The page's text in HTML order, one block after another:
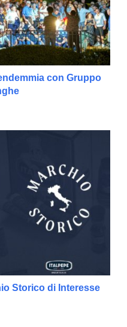
con Gruppo
Storico di Interesse